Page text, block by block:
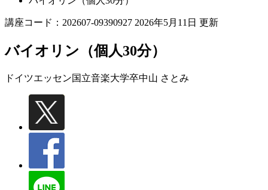
講座コード：202607-09390927 2026年5月11日 更新
バイオリン（個人30分）
ドイツエッセン国立音楽大学卒中山 さとみ